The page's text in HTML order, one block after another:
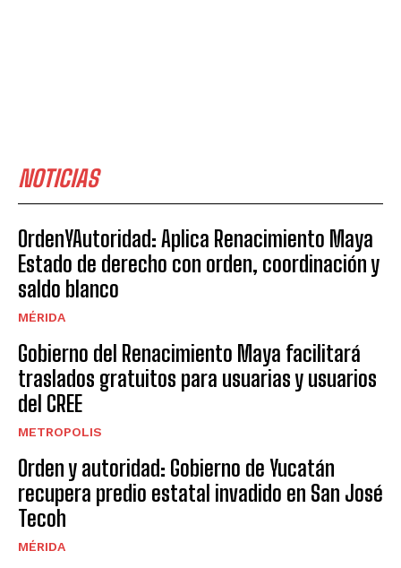
NOTICIAS
OrdenYAutoridad: Aplica Renacimiento Maya
Estado de derecho con orden, coordinación y
saldo blanco
MÉRIDA
Gobierno del Renacimiento Maya facilitará
traslados gratuitos para usuarias y usuarios
del CREE
METROPOLIS
Orden y autoridad: Gobierno de Yucatán
recupera predio estatal invadido en San José
Tecoh
MÉRIDA